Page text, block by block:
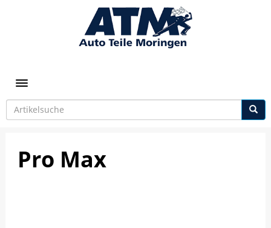
Toggle navigation
Pro Max